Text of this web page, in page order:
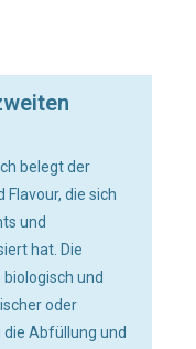
belegt der
Flavour, die sich
und
hat. Die
und
oder
Abfüllung und